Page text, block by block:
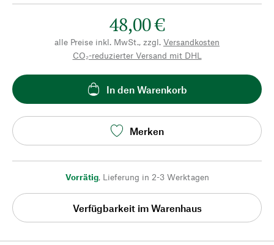
48,00 €
alle Preise inkl. MwSt., zzgl. Versandkosten
CO₂-reduzierter Versand mit DHL
In den Warenkorb
Merken
Vorrätig, Lieferung in 2-3 Werktagen
Verfügbarkeit im Warenhaus